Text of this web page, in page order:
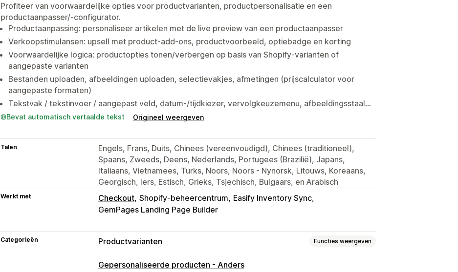
Profiteer van voorwaardelijke opties voor productvarianten, productpersonalisatie en een
productaanpasser/-configurator.
Productaanpassing: personaliseer artikelen met de live preview van een productaanpasser
Verkoopstimulansen: upsell met product-add-ons, productvoorbeeld, optiebadge en korting
Voorwaardelijke logica: productopties tonen/verbergen op basis van Shopify-varianten of
aangepaste varianten
Bestanden uploaden, afbeeldingen uploaden, selectievakjes, afmetingen (prijscalculator voor
aangepaste formaten)
Tekstvak / tekstinvoer / aangepast veld, datum-/tijdkiezer, vervolgkeuzemenu, afbeeldingsstaal...
Bevat automatisch vertaalde tekst Origineel weergeven
Talen
Engels, Frans, Duits, Chinees (vereenvoudigd), Chinees (traditioneel),
Spaans, Zweeds, Deens, Nederlands, Portugees (Brazilië), Japans,
Italiaans, Vietnamees, Turks, Noors, Noors - Nynorsk, Litouws, Koreaans,
Georgisch, Iers, Estisch, Grieks, Tsjechisch, Bulgaars, en Arabisch
Werkt met Checkout Shopify-beheercentrum Easify Inventory Sync
GemPages Landing Page Builder
Categorieën Productvarianten Functies weergeven
Aanpassing
Gepersonaliseerde producten - Anders